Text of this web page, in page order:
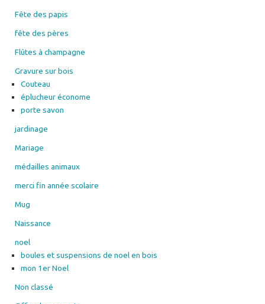
Flûtes à champagne
Gravure sur bois
Couteau
porte savon
jardinage
Mariage
médailles animaux
merci fin année scolaire
Mug
Naissance
noel
boules et suspensions de noel en bois
Non classé
Offre du moment
Panier